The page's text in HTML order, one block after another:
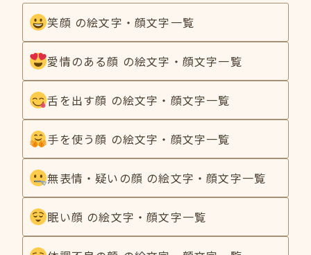
笑顔 の絵文字・顔文字一覧
愛情のある顔 の絵文字・顔文字一覧
舌を出す顔 の絵文字・顔文字一覧
手を使う顔 の絵文字・顔文字一覧
無表情・疑いの顔 の絵文字・顔文字一覧
眠い顔 の絵文字・顔文字一覧